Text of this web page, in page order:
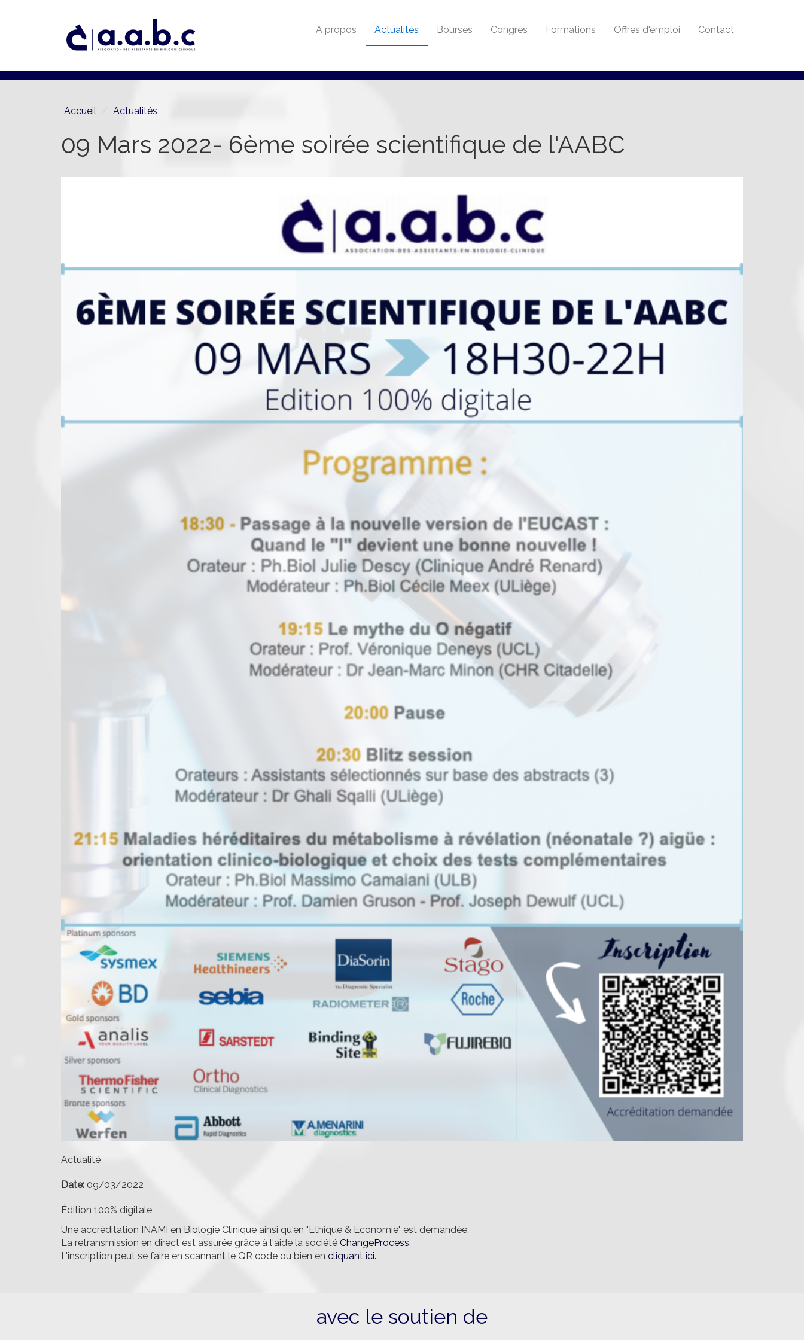
au
A propos Actualités Bourses Congrès Formations Offres d'emploi Contact
Accueil Actualités
09 Mars 2022- 6ème soirée scientifique de l'AABC
Actualité
Date: 09/03/2022
Édition 100% digitale
Une accréditation INAMI en Biologie Clinique ainsi qu'en "Ethique & Economie" est demandée.
La retransmission en direct est assurée grâce à l'aide la société ChangeProcess.
L'inscription peut se faire en scannant le QR code ou bien en cliquant ici.
avec le soutien de